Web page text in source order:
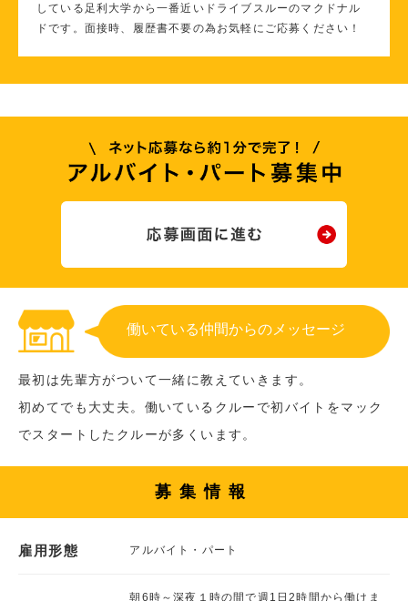
している足利大学から一番近いドライブスルーのマクドナル
ドです。面接時、履歴書不要の為お気軽にご応募ください！
働いている仲間からのメッセージ
最初は先輩方がついて一緒に教えていきます。
初めてでも大丈夫。働いているクルーで初バイトをマック
でスタートしたクルーが多くいます。
募集情報
雇用形態 アルバイト・パート
朝6時～深夜１時の間で週1日2時間から働けま